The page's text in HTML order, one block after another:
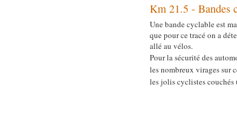
Km 21.5 - Bandes
Une bande cyclable est
que pour ce tracé on a
allé au vélos.
Pour la sécurité des
les nombreux virages sur
les jolis cyclistes couchés